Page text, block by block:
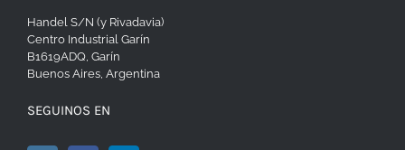
Handel S/N (y Rivadavia)
Centro Industrial Garín
B1619ADQ, Garín
Buenos Aires, Argentina
SEGUINOS EN